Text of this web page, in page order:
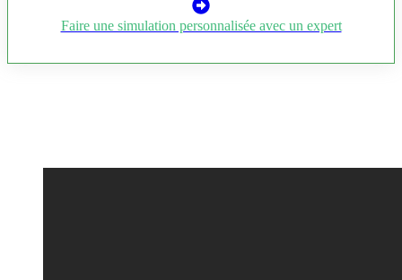
Faire une simulation personnalisée avec un expert